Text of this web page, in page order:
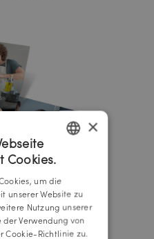
GERMAN
×
Cookies.
um die
unserer Website zu
Nutzung unserer
Verwendung von
Cookie-Richtlinie zu.